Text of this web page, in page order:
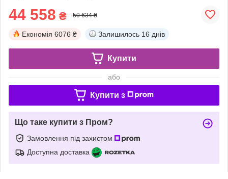
44 558 ₴ 50 634 ₴
Економія 6076 ₴ Залишилось 16 днів
Купити
або
Купити з
Що таке купити з Пром?
Замовлення під захистом
Доступна доставка